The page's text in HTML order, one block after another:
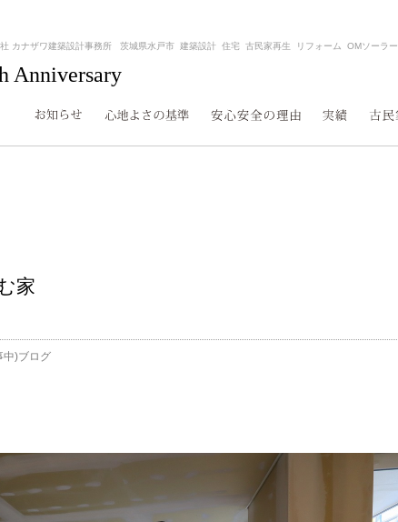
Anniversary
カナザワ建築設計事務所 茨城県水戸市 建築設計 住宅 古民家再生 リフォーム OMソーラー
家
中)ブログ